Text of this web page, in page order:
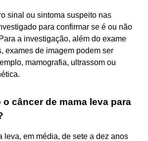
sinal ou sintoma suspeito nas
para confirmar se é ou não
a investigação, além do exame
exames de imagem podem ser
mamografia, ultrassom ou
câncer de mama leva para
leva, em média, de sete a dez anos